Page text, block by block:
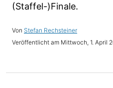
(Staffel-)Finale.
Stefan Rechsteiner
Mittwoch, 1. April